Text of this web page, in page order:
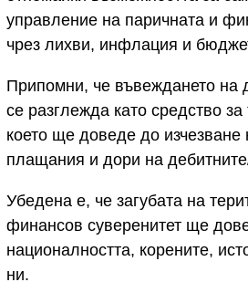
управление на паричната и
чрез лихви, инфлация и
Припомни, че въвеждането на
се разглежда като средство
което ще доведе до изчезване
плащания и дори на
Убедена е, че загубата на
финансов суверенитет ще
националността, корените,
ни.